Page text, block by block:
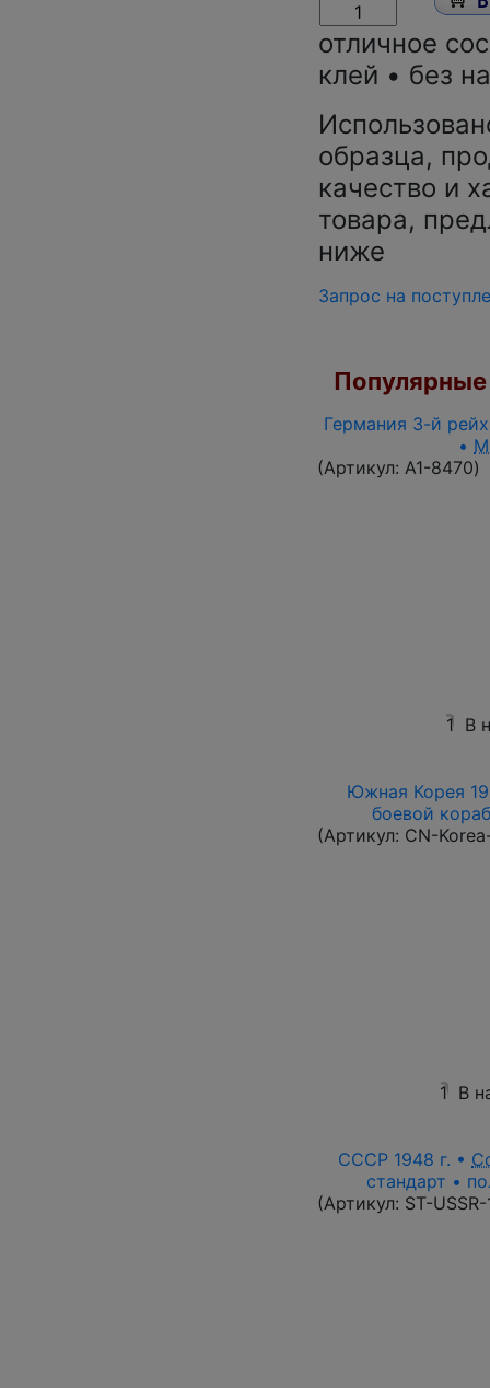
отличное
клей • без
образца,
качество и
товара,
ниже
Запрос на
Германия 3-й
•
(Артикул: A1-8470)
1 В
Южная Корея
боевой
(Артикул: CN-
1 В
СССР 1948 г. •
стандарт •
(Артикул: ST-